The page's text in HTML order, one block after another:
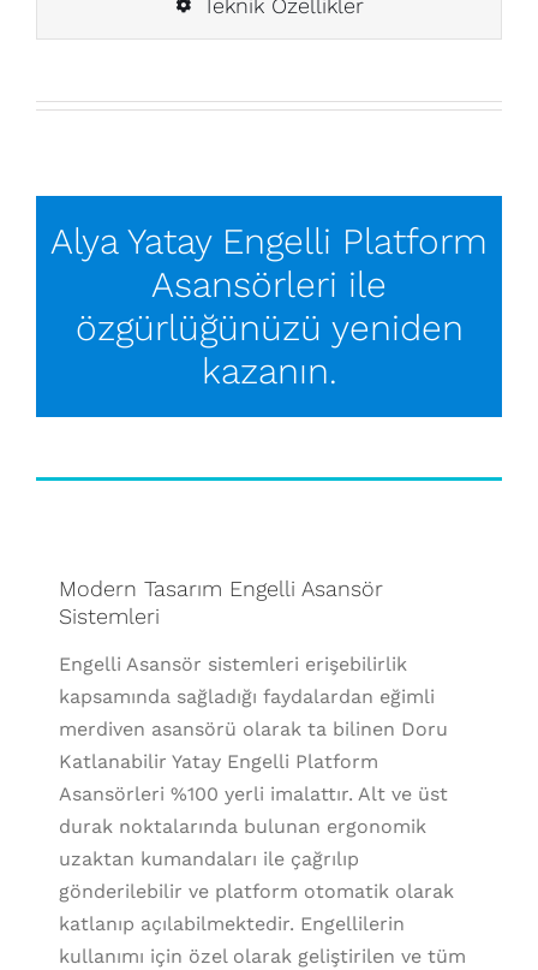
Alya Yatay Engelli Platform
Asansörleri ile
özgürlüğünüzü yeniden
kazanın.
Modern Tasarım Engelli Asansör
Sistemleri
Engelli Asansör sistemleri erişebilirlik
kapsamında sağladığı faydalardan eğimli
merdiven asansörü olarak ta bilinen Doru
Katlanabilir Yatay Engelli Platform
Asansörleri %100 yerli imalattır. Alt ve üst
durak noktalarında bulunan ergonomik
uzaktan kumandaları ile çağrılıp
gönderilebilir ve platform otomatik olarak
katlanıp açılabilmektedir. Engellilerin
kullanımı için özel olarak geliştirilen ve tüm